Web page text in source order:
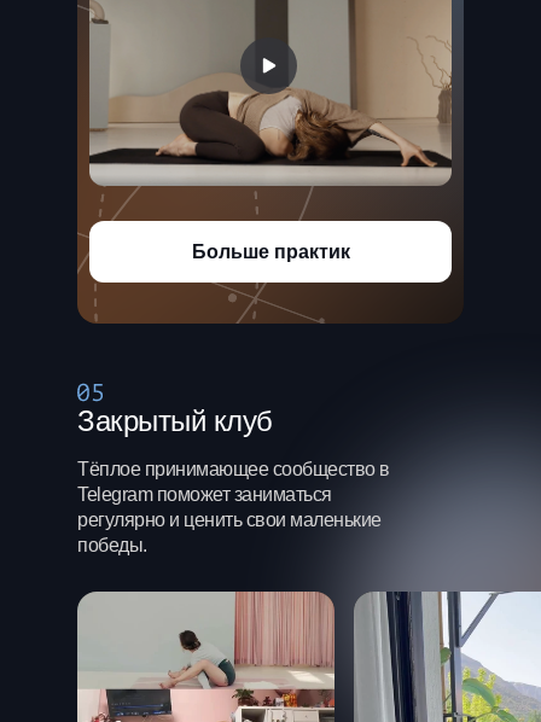
Больше практик
Тёплое принимающее сообщество в
Telegram поможет заниматься
регулярно и ценить свои маленькие
победы.
Закрытый клуб